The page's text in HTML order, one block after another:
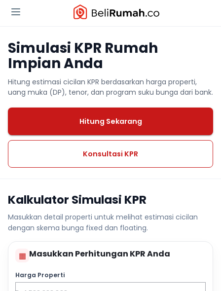
Simulasi KPR Rumah
Impian Anda
Hitung estimasi cicilan KPR berdasarkan harga properti,
uang muka (DP), tenor, dan program suku bunga dari bank.
Hitung Sekarang
Konsultasi KPR
Kalkulator Simulasi KPR
Masukkan detail properti untuk melihat estimasi cicilan
dengan skema bunga fixed dan floating.
▦ Masukkan Perhitungan KPR Anda
Harga Properti